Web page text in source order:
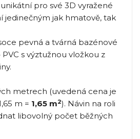
pro své 3D vyražené
jedinečným jak hmatově, tak
pevná a tvárná bazénové
s výztužnou vložkou z
metrech (uvedená cena je
m = 1,65 m2). Návin na roli
libovolný počet běžných